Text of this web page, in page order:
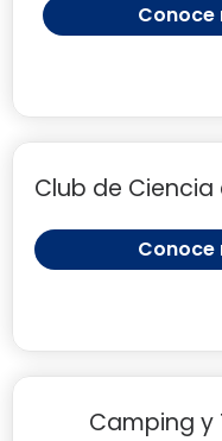
Conoce
Club de
Conoce
Camping y